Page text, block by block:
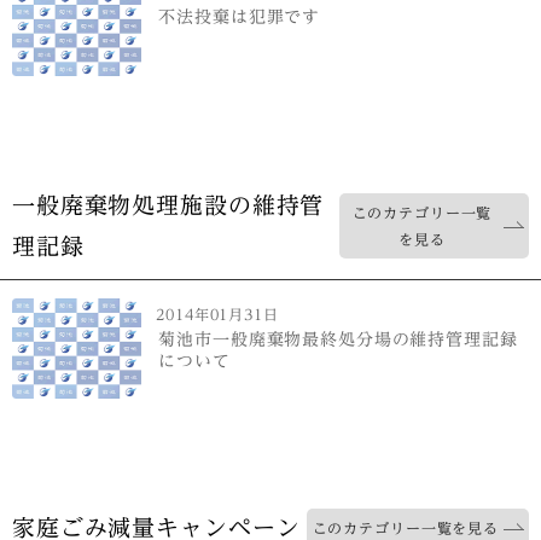
不法投棄は犯罪です
一般廃棄物処理施設の維持管
理記録
このカテゴリー一覧
を見る
2014年01月31日
菊池市一般廃棄物最終処分場の維持管理記録
について
家庭ごみ減量キャンペーン このカテゴリー一覧を見る